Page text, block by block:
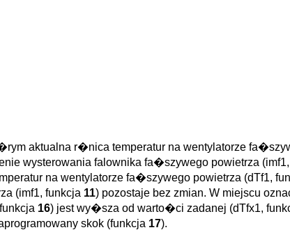
aktualna r�nica temperatur na wentylatorze
wysterowania falownika fa�szywego powietrza (imf1,
na wentylatorze fa�szywego powietrza (dTf1,
(imf1, funkcja 11) pozostaje bez zmian. W miejscu
16) jest wy�sza od warto�ci zadanej (dTfx1,
skok (funkcja 17).